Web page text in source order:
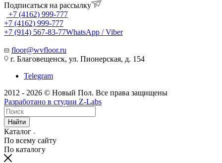
Подписаться на рассылку
+7 (4162) 999-777
+7 (4162) 999-777
+7 (914) 567-83-77WhatsApp / Viber
floor@wvfloor.ru
г. Благовещенск, ул. Пионерская, д. 154
Telegram
2012 - 2026 © Новый Пол. Все права защищены
Разработано в студии Z-Labs
Найти
Каталог
По всему сайту
По каталогу